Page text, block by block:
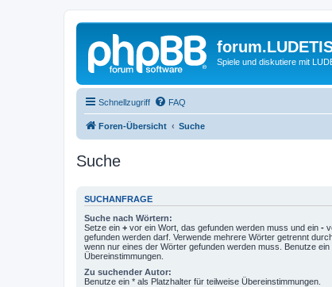
Spiele und diskutiere mit
Schnellzugriff FAQ
Foren-Übersicht Suche
Suche
SUCHANFRAGE
Suche nach Wörtern:
Setze ein + vor ein Wort, das gefunden werden muss und ein -
gefunden werden darf. Verwende mehrere Wörter getrennt
wenn nur eines der Wörter gefunden werden muss. Benutze
Übereinstimmungen.
Zu suchender Autor:
Benutze ein * als Platzhalter für teilweise Übereinstimmungen.